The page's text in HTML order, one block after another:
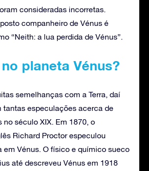
consideradas incorretas.
companheiro de Vénus é
“Neith: a lua perdida de Vénus”.
planeta Vénus?
semelhanças com a Terra, daí
tantas especulações acerca de
no século XIX. Em 1870, o
Richard Proctor especulou
em Vénus. O físico e químico sueco
até descreveu Vénus em 1918